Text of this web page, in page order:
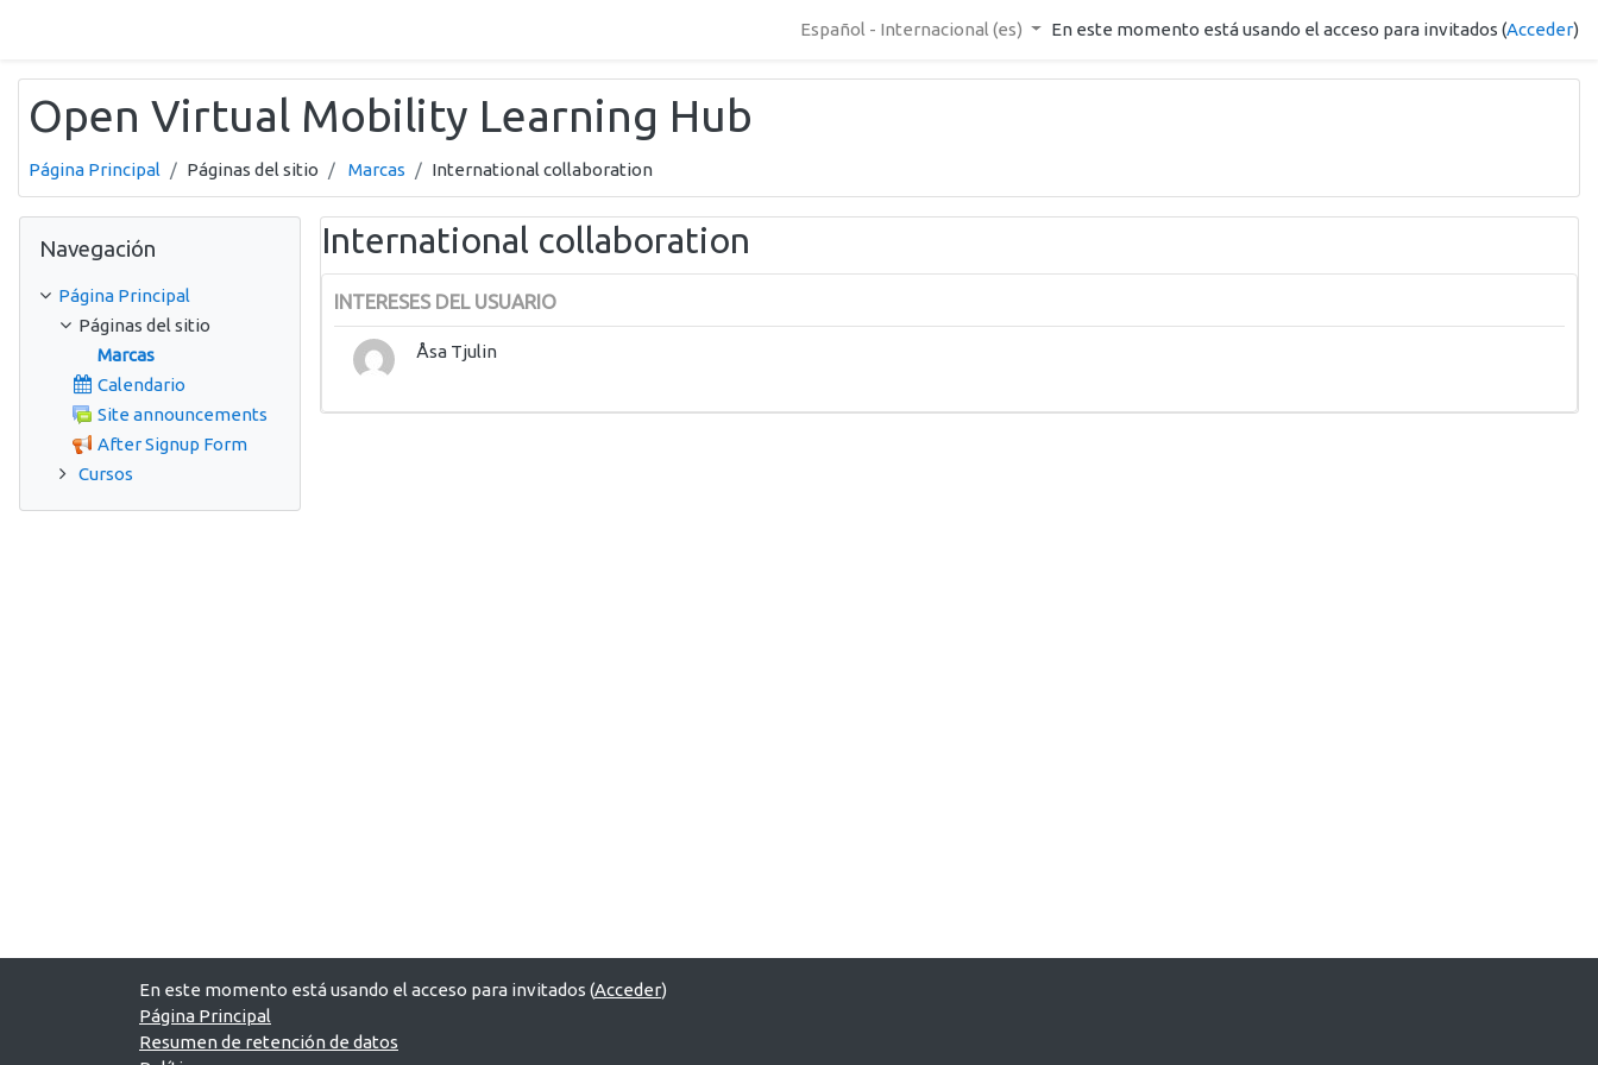
Español - Internacional ‎(es)‎
En este momento está usando el acceso para invitados (Acceder)
Open Virtual Mobility Learning Hub
Página Principal Páginas del sitio Marcas International collaboration
International collaboration
INTERESES DEL USUARIO
Åsa Tjulin
Navegación
Página Principal
Páginas del sitio
Marcas
Calendario
Site announcements
After Signup Form
Cursos
En este momento está usando el acceso para invitados (Acceder)
Página Principal
Resumen de retención de datos